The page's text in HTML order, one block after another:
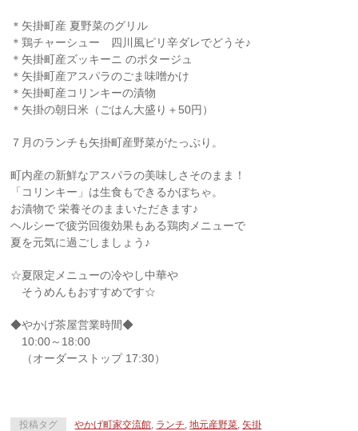
＊矢掛町産 夏野菜のグリル
＊鶏チャーシュー 四川風ピリ辛ダレでどうそ♪
＊矢掛町産ズッキーニ のポタージュ
＊矢掛町産アスパラのごま味噌かけ
＊矢掛町産コリンキーの漬物
＊矢掛の朝日米（ごはん大盛り＋50円）
７月のランチも矢掛町産野菜がたっぷり。
町内産の新鮮なアスパラの美味しさそのまま！
「コリンキー」は生食もできるかぼちゃ。
お漬物で 栄養そのままいただきます♪
ヘルシーで疲労回復効果もある鶏肉メニューで
夏を元気に過ごしましょう♪
☆夏限定メニューの冷やし中華や
そうめんもおすすめです☆
◆やかげ茶屋営業時間◆
10:00～18:00
（オーダーストップ 17:30）
投稿タグ やかげ町家交流館 ランチ ,地元産野菜 ,矢掛